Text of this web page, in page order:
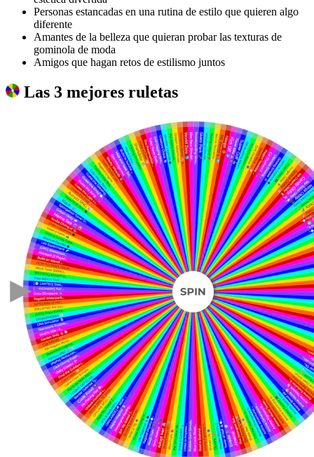
Personas estancadas en una rutina de estilo que quieren algo
diferente
Amantes de la belleza que quieran probar las texturas de
gominola de moda
Amigos que hagan retos de estilismo juntos
Las 3 mejores ruletas